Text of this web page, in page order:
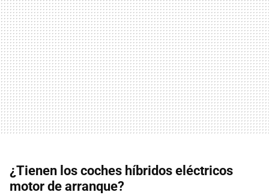
¿Tienen los coches híbridos eléctricos
motor de arranque?